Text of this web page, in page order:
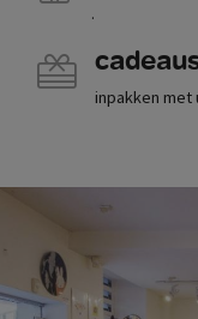
.
inpakken met